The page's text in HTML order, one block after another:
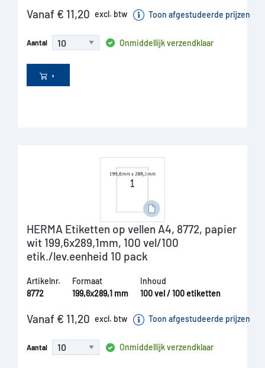
Vanaf € 11,20 excl. btw Toon afgestudeerde prijzen
Aantal Onmiddellijk verzendklaar
HERMA Etiketten op vellen A4, 8772, papier
wit 199,6x289,1mm, 100 vel/100
etik./lev.eenheid 10 pack
Artikelnr.
8772
Formaat
199,6x289,1 mm
Inhoud
100 vel / 100 etiketten
Vanaf € 11,20 excl. btw Toon afgestudeerde prijzen
Aantal Onmiddellijk verzendklaar